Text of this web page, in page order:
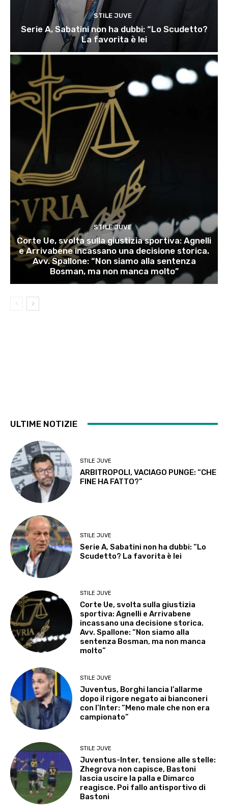
STILE JUVE
Serie A, Sabatini non ha dubbi: “Lo Scudetto?
La favorita è lei
STILE JUVE
Corte Ue, svolta sulla giustizia sportiva: Agnelli
e Arrivabene incassano una decisione storica.
Avv. Spallone: “Non siamo alla sentenza
Bosman, ma non manca molto”
ULTIME NOTIZIE
STILE JUVE
ARBITROPOLI, VACIAGO PUNGE: “CHE
FINE HA FATTO?”
STILE JUVE
Serie A, Sabatini non ha dubbi: “Lo
Scudetto? La favorita è lei
STILE JUVE
Corte Ue, svolta sulla giustizia
sportiva: Agnelli e Arrivabene
incassano una decisione storica.
Avv. Spallone: “Non siamo alla
sentenza Bosman, ma non manca
molto”
STILE JUVE
Juventus, Borghi lancia l’allarme
dopo il rigore negato ai bianconeri
con l’Inter: “Meno male che non era
campionato”
STILE JUVE
Juventus-Inter, tensione alle stelle:
Zhegrova non capisce, Bastoni
lascia uscire la palla e Dimarco
reagisce. Poi fallo antisportivo di
Bastoni